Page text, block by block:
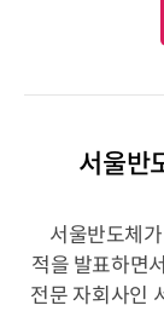
서울반
서울반도체가
적을 발표하면
전문 자회사인